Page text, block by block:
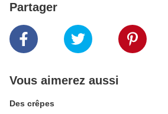
Partager
Vous aimerez aussi
Des crêpes